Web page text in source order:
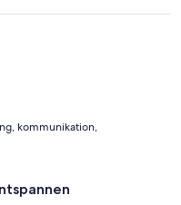
kommunikation,